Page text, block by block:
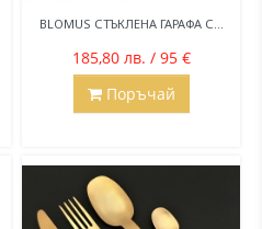
BLOMUS СТЪКЛЕНА ГАРАФА С...
185,80 лв. / 95 €
Поръчай